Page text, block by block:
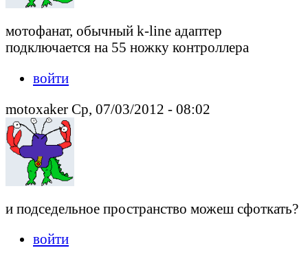
мотофанат, обычный k-line адаптер
подключается на 55 ножку контроллера
войти
motoxaker Ср, 07/03/2012 - 08:02
и подседельное пространство можеш сфоткать?
войти